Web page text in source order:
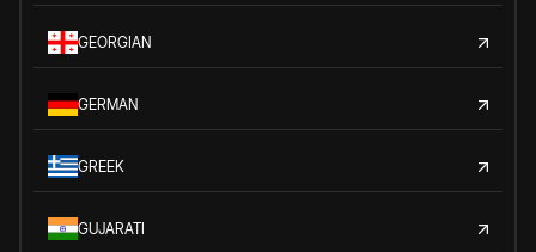
GEORGIAN
GERMAN
GREEK
GUJARATI